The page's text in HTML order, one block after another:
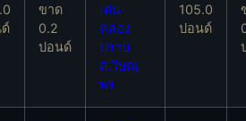
ขาด
0.2
ปอนด์
เด่น
คลอง
ปราบ
ศ.วิษณุ
พร
105.0
ปอนด์